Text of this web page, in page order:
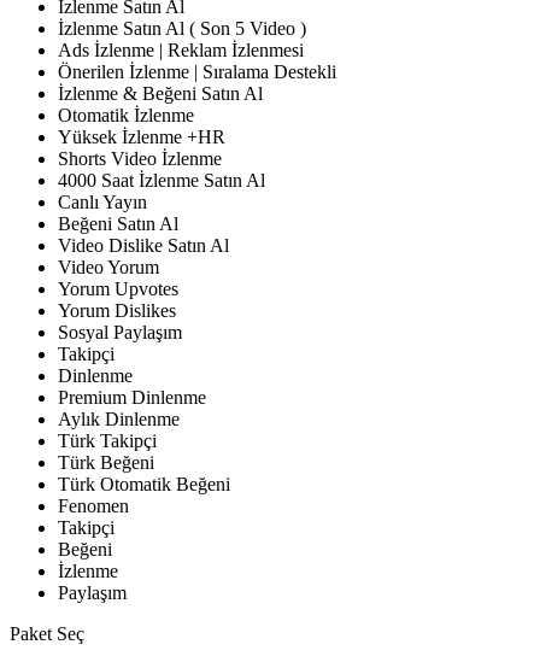
İzlenme Satın Al
İzlenme Satın Al ( Son 5 Video )
Ads İzlenme | Reklam İzlenmesi
Önerilen İzlenme | Sıralama Destekli
İzlenme & Beğeni Satın Al
Otomatik İzlenme
Yüksek İzlenme +HR
Shorts Video İzlenme
4000 Saat İzlenme Satın Al
Canlı Yayın
Beğeni Satın Al
Video Dislike Satın Al
Video Yorum
Yorum Upvotes
Yorum Dislikes
Sosyal Paylaşım
Takipçi
Dinlenme
Premium Dinlenme
Aylık Dinlenme
Türk Takipçi
Türk Beğeni
Türk Otomatik Beğeni
Fenomen
Takipçi
Beğeni
İzlenme
Paylaşım
Paket Seç